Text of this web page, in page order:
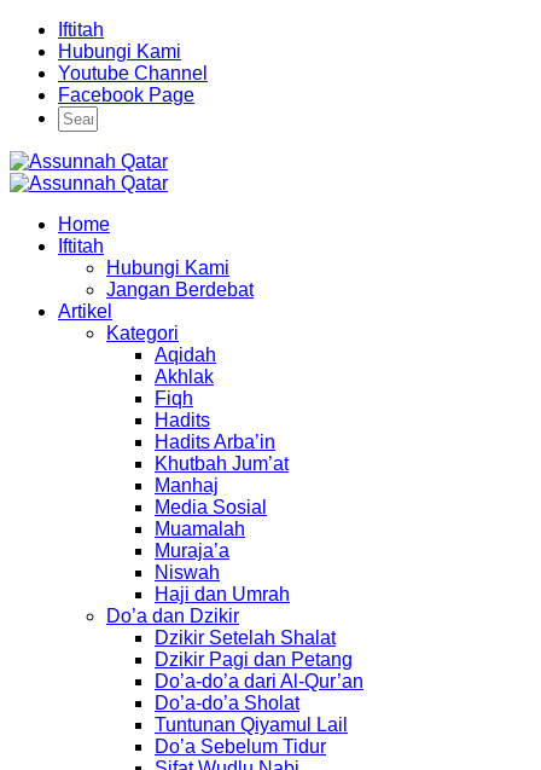
Iftitah
Hubungi Kami
Youtube Channel
Facebook Page
Home
Iftitah
Hubungi Kami
Jangan Berdebat
Artikel
Kategori
Aqidah
Akhlak
Fiqh
Hadits
Hadits Arba’in
Khutbah Jum’at
Manhaj
Media Sosial
Muamalah
Muraja’a
Niswah
Haji dan Umrah
Do’a dan Dzikir
Dzikir Setelah Shalat
Dzikir Pagi dan Petang
Do’a-do’a dari Al-Qur’an
Do’a-do’a Sholat
Tuntunan Qiyamul Lail
Do’a Sebelum Tidur